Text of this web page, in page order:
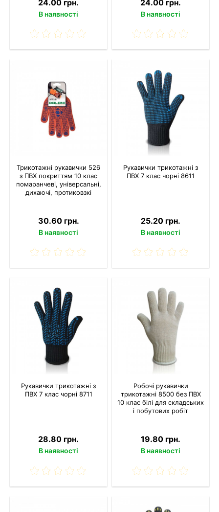
24.00 грн.
В наявності
24.00 грн.
В наявності
Трикотажні рукавички 526
з ПВХ покриттям 10 клас
помаранчеві, універсальні,
дихаючі, протиковзкі
30.60 грн.
В наявності
Рукавички трикотажні з
ПВХ 7 клас чорні 8611
25.20 грн.
В наявності
Рукавички трикотажні з
ПВХ 7 клас чорні 8711
28.80 грн.
В наявності
Робочі рукавички
трикотажні 8500 без ПВХ
10 клас білі для складських
і побутових робіт
19.80 грн.
В наявності